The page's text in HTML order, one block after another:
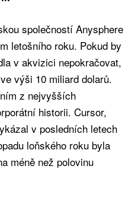
společností Anysphere
letošního roku. Pokud by
v akvizici nepokračovat,
výši 10 miliard dolarů.
z nejvyšších
historii. Cursor,
v posledních letech
loňského roku byla
méně než polovinu